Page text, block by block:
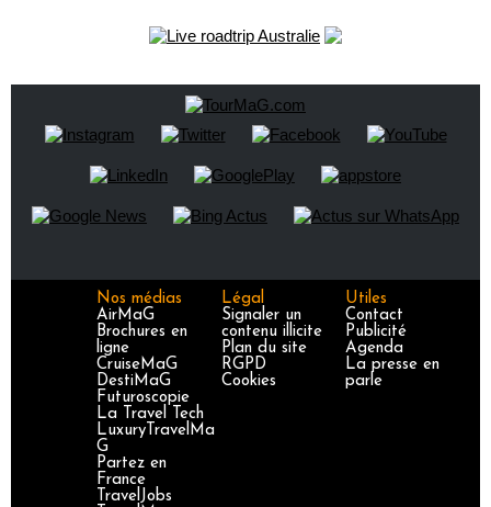
Nos médias
AirMaG
Brochures en
ligne
CruiseMaG
DestiMaG
Futuroscopie
La Travel Tech
LuxuryTravelMa
G
Partez en
France
TravelJobs
Légal
Signaler un
contenu illicite
Plan du site
RGPD
Cookies
Utiles
Contact
Publicité
Agenda
La presse en
parle